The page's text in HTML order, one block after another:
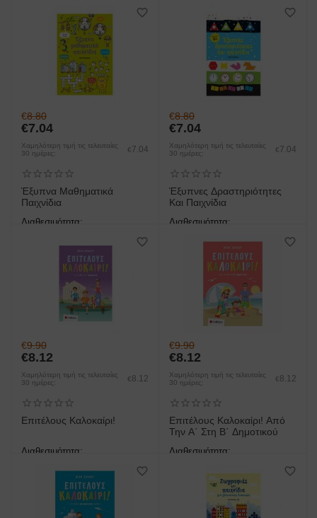
έως 3 ημέρες
€8.80
€7.04
Χαμηλότερη τιμή τις τελευταίες
30 ημέρες:
€ 7.04
Έξυπνα Μαθηματικά
Παιχνίδια
Διαθεσιμότητα:
€8.80
€7.04
Χαμηλότερη τιμή τις τελευταίες
30 ημέρες:
€ 7.04
Έξυπνες Δραστηριότητες
Και Παιχνίδια
Διαθεσιμότητα:
έως 3 ημέρες
€9.90
€8.12
Χαμηλότερη τιμή τις τελευταίες
30 ημέρες:
€ 8.12
Επιτέλους Καλοκαίρι!
Διαθεσιμότητα:
έως 3 ημέρες
€9.90
€8.12
Χαμηλότερη τιμή τις τελευταίες
30 ημέρες:
€ 8.12
Επιτέλους Καλοκαίρι! Από
Την Α΄ Στη Β΄ Δημοτικού
Διαθεσιμότητα: